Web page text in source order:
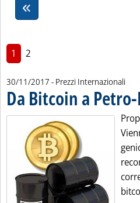
1 2
30/11/2017 - Prezzi Internazionali
Da Bitcoin a